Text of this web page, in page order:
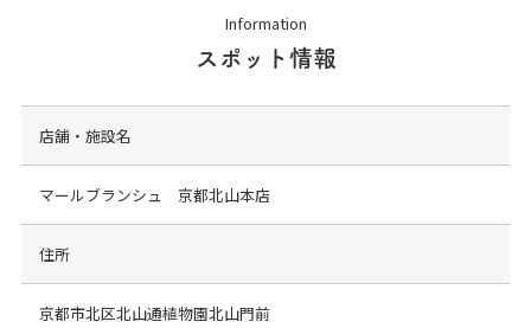
Information
スポット情報
店舗・施設名
マールブランシュ 京都北山本店
住所
京都市北区北山通植物園北山門前